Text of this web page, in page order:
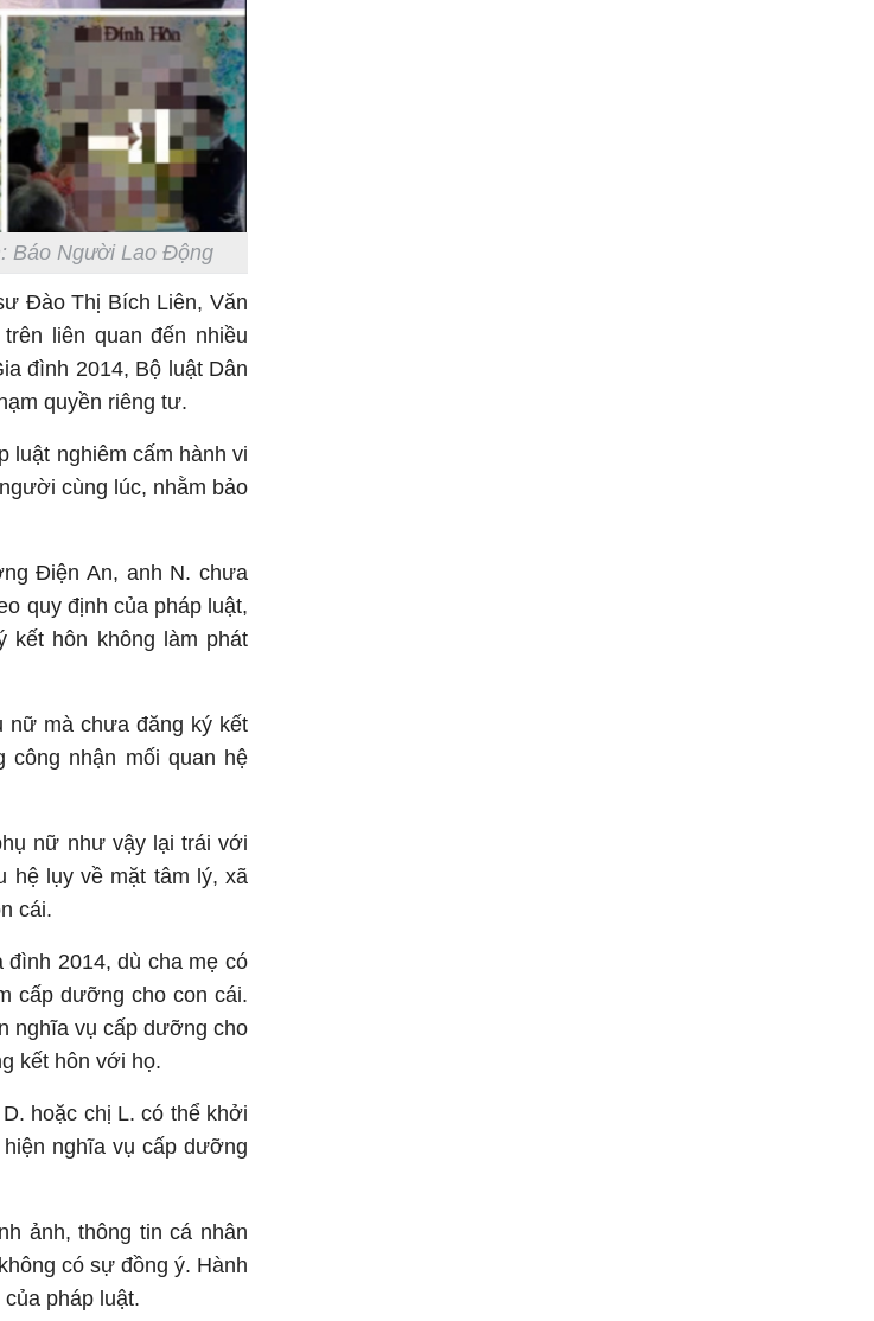
Báo Người Lao Động
Đào Thị Bích Liên, Văn
liên quan đến nhiều
đình 2014, Bộ luật Dân
quyền riêng tư.
luật nghiêm cấm hành vi
cùng lúc, nhằm bảo
Điện An, anh N. chưa
quy định của pháp luật,
kết hôn không làm phát
nữ mà chưa đăng ký kết
công nhận mối quan hệ
nữ như vậy lại trái với
hệ lụy về mặt tâm lý, xã
cái.
đình 2014, dù cha mẹ có
cấp dưỡng cho con cái.
nghĩa vụ cấp dưỡng cho
kết hôn với họ.
hoặc chị L. có thể khởi
nghĩa vụ cấp dưỡng
ảnh, thông tin cá nhân
có sự đồng ý. Hành
pháp luật.